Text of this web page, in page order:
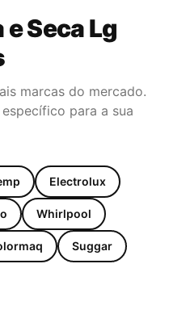
e Seca Lg
marcas do mercado.
para a sua
Electrolux
Whirlpool
Suggar